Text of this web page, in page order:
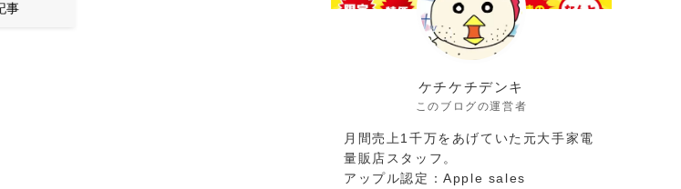
事
ケチケチデンキ
このブログの運営者
月間売上1千万をあげていた元大手家電
量販店スタッフ。
アップル認定：Apple sales